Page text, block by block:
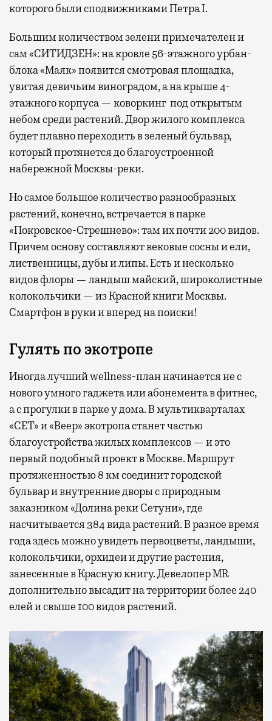
которого были сподвижниками Петра I.
Большим количеством зелени примечателен и
сам «СИТИДЗЕН»: на кровле 56-этажного урбан-
блока «Маяк» появится смотровая площадка,
увитая девичьим виноградом, а на крыше 4-
этажного корпуса — коворкинг под открытым
небом среди растений. Двор жилого комплекса
будет плавно переходить в зеленый бульвар,
который протянется до благоустроенной
набережной Москвы-реки.
Но самое большое количество разнообразных
растений, конечно, встречается в парке
«Покровское-Стрешнево»: там ихпочти 200 видов.
Причем основу составляют вековые сосны и ели,
лиственницы, дубы и липы. Есть и несколько
видов флоры — ландыш майский, широколистные
колокольчики — из Красной книги Москвы.
Смартфон в руки и вперед на поиски!
Гулять по экотропе
Иногда лучший wellness-план начинается не с
нового умного гаджета или абонемента в фитнес,
а с прогулки в парке у дома. В мультикварталах
«СЕТ» и «Веер» экотропа станет частью
благоустройства жилых комплексов — и это
первый подобный проект в Москве. Маршрут
протяженностью 8 км соединит городской
бульвар и внутренние дворы с природным
заказником «Долина реки Сетуни», где
насчитывается 384 вида растений. В разное время
года здесь можно увидеть первоцветы, ландыши,
колокольчики, орхидеи и другие растения,
занесенные в Красную книгу. Девелопер MR
дополнительно высадит на территории более 240
елей и свыше 100 видов растений.